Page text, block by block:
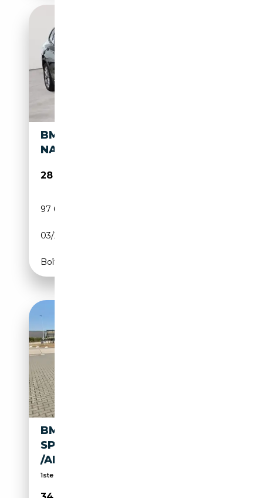
BMW X3 X3 XDRIVE30E AUT.
NAVI PANO LEDER
28 990€
97 687 km
03/2022
Boîte automatique
BMW X3 XDRIVE30E 292PK
SPORT/PANO/LED/LEDER/360
/APPLE/
1ste eigenaar + dealeronderhouden